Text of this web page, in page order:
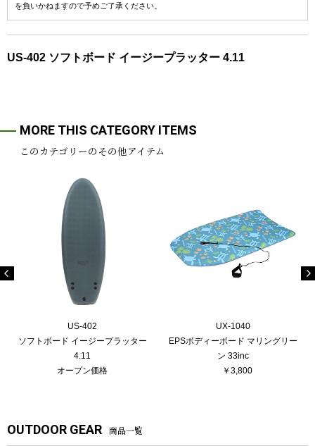
を負いかねますので予めご了承ください。
US-402 ソフトボード イージープラッター 4.11
MORE THIS CATEGORY ITEMS
このカテゴリーのその他アイテム
US-402
ソフトボード イージープラッター
4.11
オープン価格
UX-1040
EPSボディーボード マリングリー
ン 33inc
￥3,800
OUTDOOR GEAR 商品一覧